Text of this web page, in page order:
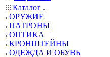
Каталог
ОРУЖИЕ
ПАТРОНЫ
ОПТИКА
КРОНШТЕЙНЫ
ОДЕЖДА И ОБУВЬ